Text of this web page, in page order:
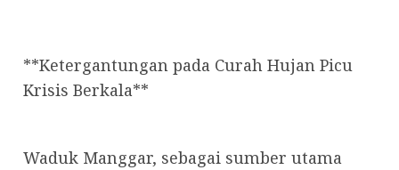
**Ketergantungan pada Curah Hujan Picu
Krisis Berkala**
Waduk Manggar, sebagai sumber utama